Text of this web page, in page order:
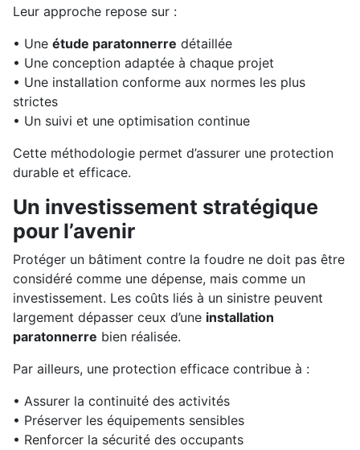
Leur approche repose sur :
• Une étude paratonnerre détaillée
• Une conception adaptée à chaque projet
• Une installation conforme aux normes les plus
strictes
• Un suivi et une optimisation continue
Cette méthodologie permet d’assurer une protection
durable et efficace.
Un investissement stratégique
pour l’avenir
Protéger un bâtiment contre la foudre ne doit pas être
considéré comme une dépense, mais comme un
investissement. Les coûts liés à un sinistre peuvent
largement dépasser ceux d’une installation
paratonnerre bien réalisée.
Par ailleurs, une protection efficace contribue à :
• Assurer la continuité des activités
• Préserver les équipements sensibles
• Renforcer la sécurité des occupants